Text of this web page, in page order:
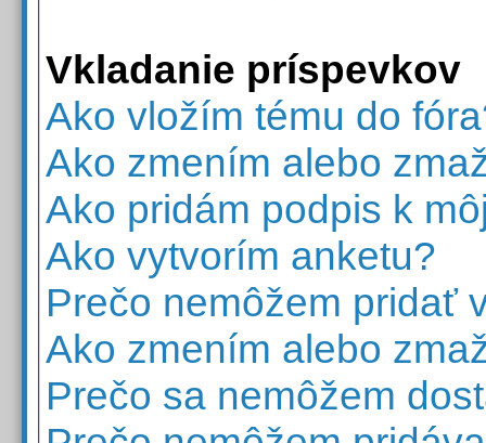
Vkladanie príspevkov
Ako vložím tému do
Ako zmením alebo
Ako pridám podpis k
Ako vytvorím anketu?
Prečo nemôžem pridať
Ako zmením alebo
Prečo sa nemôžem